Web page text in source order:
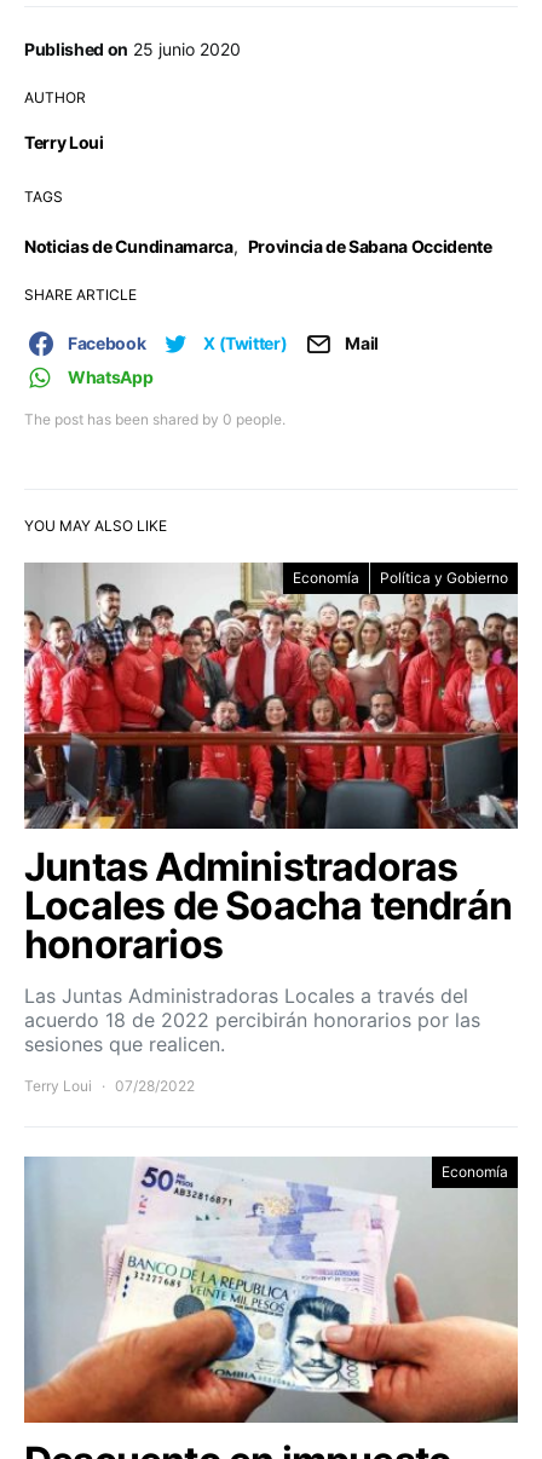
Published on 25 junio 2020
AUTHOR
Terry Loui
TAGS
Noticias de Cundinamarca, Provincia de Sabana Occidente
SHARE ARTICLE
The post has been shared by 0 people.
Facebook X (Twitter)
Mail
WhatsApp
YOU MAY ALSO LIKE
Economía Política y Gobierno
Juntas Administradoras
Locales de Soacha tendrán
honorarios
Las Juntas Administradoras Locales a través del
acuerdo 18 de 2022 percibirán honorarios por las
sesiones que realicen.
Terry Loui 07/28/2022
Economía